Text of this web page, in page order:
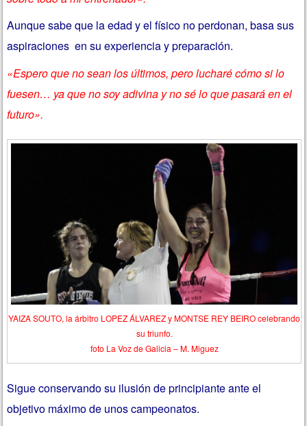
Aunque sabe que la edad y el físico no perdonan, basa sus
aspiraciones en su experiencia y preparación.
«Espero que no sean los últimos, pero lucharé cómo si lo
fuesen… ya que no soy adivina y no sé lo que pasará en el
futuro».
YAIZA SOUTO, la árbitro LOPEZ ÁLVAREZ y MONTSE REY BEIRO celebrando
su triunfo.
foto La Voz de Galicia – M. Miguez
Sigue conservando su ilusión de principiante ante el
objetivo máximo de unos campeonatos.